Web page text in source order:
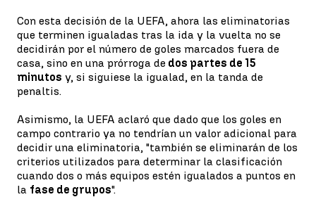
Con esta decisión de la UEFA, ahora las eliminatorias
que terminen igualadas tras la ida y la vuelta no se
decidirán por el número de goles marcados fuera de
casa, sino en una prórroga de dos partes de 15
minutos y, si siguiese la igualad, en la tanda de
penaltis.
Asimismo, la UEFA aclaró que dado que los goles en
campo contrario ya no tendrían un valor adicional para
decidir una eliminatoria, "también se eliminarán de los
criterios utilizados para determinar la clasificación
cuando dos o más equipos estén igualados a puntos en
la fase de grupos".